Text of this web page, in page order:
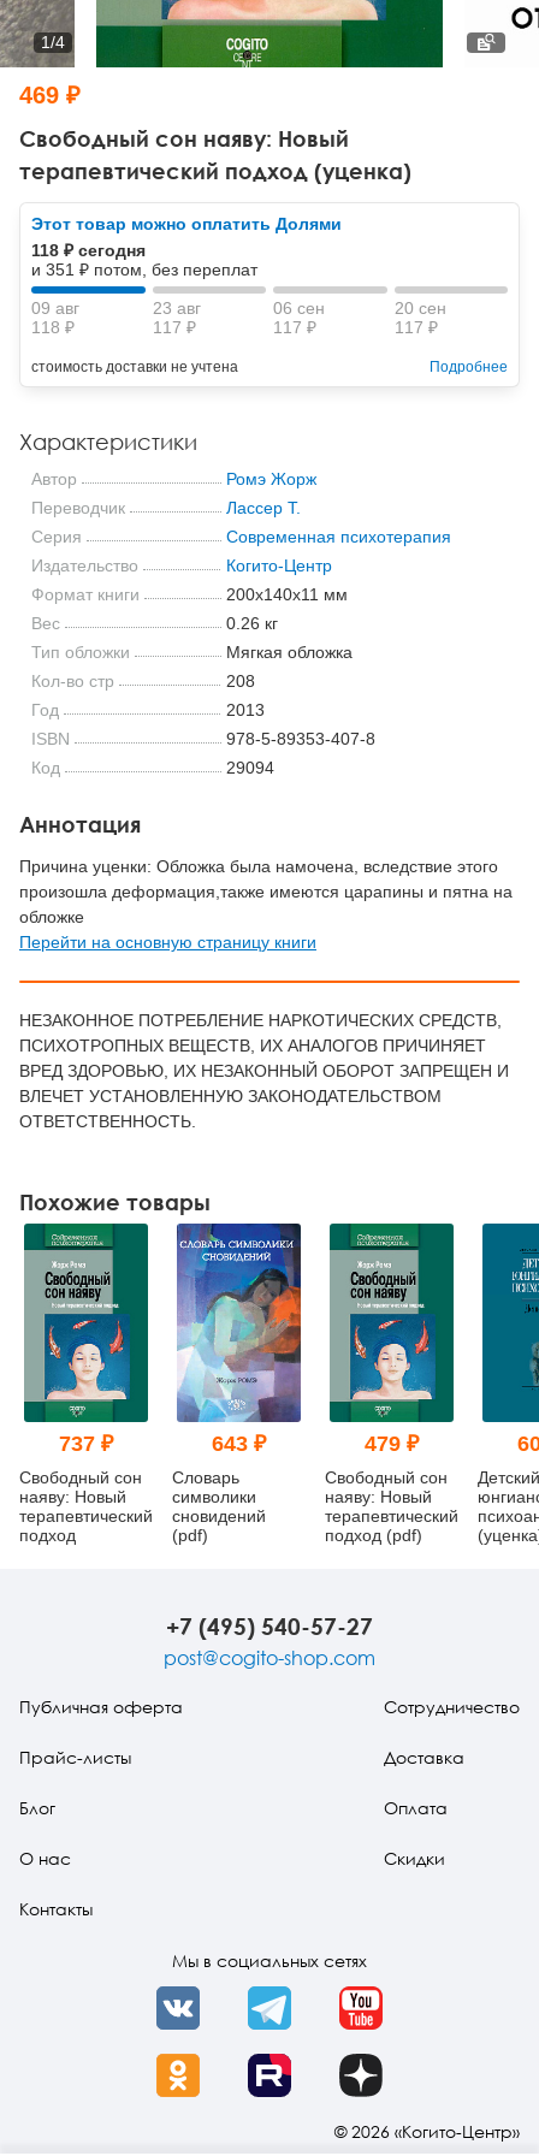
Тревожные расстройства, панические атаки
Психодрама
Другие направления психотерапии
Классический, эриксоновский гипноз и НЛП
НЛП
Психология труда и эргономика
Социальная психология
Социальная и организационная психология
Классический и юнгианский психоанализ
Свободный сон наяву: Новый
терапевтический подход (уценка)
1/4
469 ₽
Этот товар можно оплатить Долями
118 ₽ сегодня
и 351 ₽ потом, без переплат
09 авг
118 ₽
23 авг
117 ₽
06 сен
117 ₽
20 сен
117 ₽
стоимость доставки не учтена Подробнее
Характеристики
Автор
Ромэ Жорж
Переводчик
Лассер Т.
Серия
Современная психотерапия
Издательство
Когито-Центр
Формат книги
200x140x11 мм
Вес
0.26 кг
Тип обложки
Мягкая обложка
Кол-во стр
208
Год
2013
ISBN
978-5-89353-407-8
Код
29094
Аннотация
Причина уценки: Обложка была намочена, вследствие этого
произошла деформация,также имеются царапины и пятна на
обложке
Перейти на основную страницу книги
НЕЗАКОННОЕ ПОТРЕБЛЕНИЕ НАРКОТИЧЕСКИХ СРЕДСТВ,
ПСИХОТРОПНЫХ ВЕЩЕСТВ, ИХ АНАЛОГОВ ПРИЧИНЯЕТ
ВРЕД ЗДОРОВЬЮ, ИХ НЕЗАКОННЫЙ ОБОРОТ ЗАПРЕЩЕН И
ВЛЕЧЕТ УСТАНОВЛЕННУЮ ЗАКОНОДАТЕЛЬСТВОМ
ОТВЕТСТВЕННОСТЬ.
Похожие товары
737 ₽
Свободный сон
наяву: Новый
терапевтический
подход
643 ₽
Словарь
символики
сновидений
(pdf)
479 ₽
Свободный сон
наяву: Новый
терапевтический
подход (pdf)
Детский
+7 (495) 540-57-27
post@cogito-shop.com
Публичная оферта
Прайс-листы
Блог
О нас
Контакты
Сотрудничество
Доставка
Оплата
Скидки
Мы в социальных сетях
VK Telegram YouTube
OK Rutube Dzen
© 2026 «Когито-Центр»